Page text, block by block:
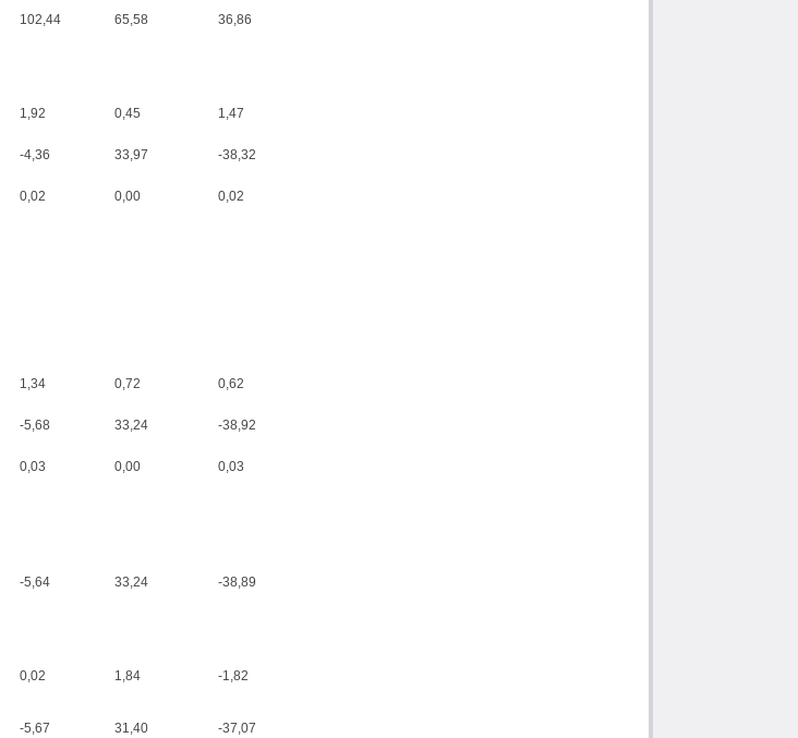
102,44 65,58 36,86
1,92 0,45 1,47
-4,36 33,97 -38,32
0,02 0,00 0,02
1,34 0,72 0,62
-5,68 33,24 -38,92
0,03 0,00 0,03
-5,64 33,24 -38,89
0,02 1,84 -1,82
-5,67 31,40 -37,07